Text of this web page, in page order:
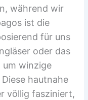
während wir
ist die
für uns
oder das
um winzige
hautnahe
völlig fasziniert,